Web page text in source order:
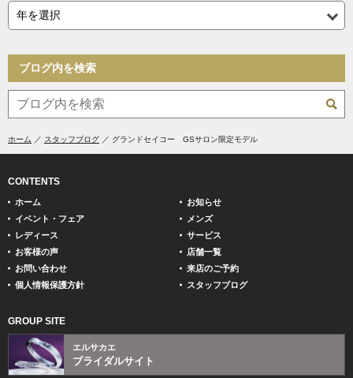
ブログ内を検索
ホーム スタッフブログ グランドセイコー GSサロン限定モデル
CONTENTS
ホーム
お知らせ
イベント・フェア
メンズ
レディース
サービス
お客様の声
店舗一覧
お問い合わせ
来店のご予約
個人情報保護方針
スタッフブログ
GROUP SITE
エルサカエ
ブライダルサイト